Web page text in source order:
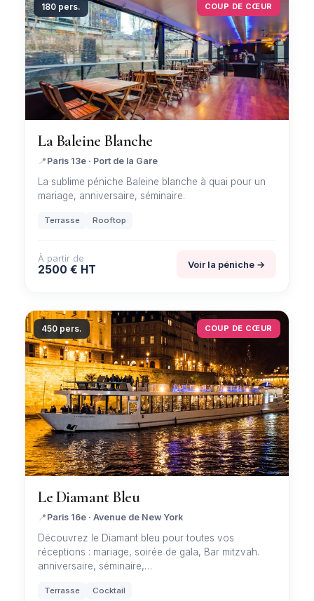
180 pers. COUP DE CŒUR
La Baleine Blanche
📍 Paris 13e · Port de la Gare
La sublime péniche Baleine blanche à quai pour un
mariage, anniversaire, séminaire.
Terrasse Rooftop
À partir de
2500 € HT Voir la péniche →
450 pers. COUP DE CŒUR
Le Diamant Bleu
📍 Paris 16e · Avenue de New York
Découvrez le Diamant bleu pour toutes vos
réceptions : mariage, soirée de gala, Bar mitzvah.
anniversaire, séminaire,…
Terrasse Cocktail